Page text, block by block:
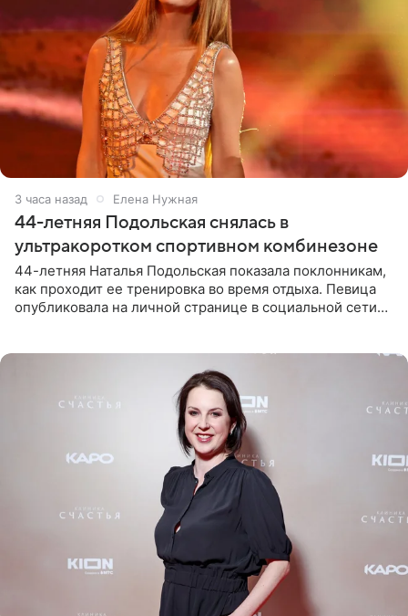
3 часа назад Елена Нужная
44-летняя Подольская снялась в
ультракоротком спортивном комбинезоне
44-летняя Наталья Подольская показала поклонникам,
как проходит ее тренировка во время отдыха. Певица
опубликовала на личной странице в социальной сети